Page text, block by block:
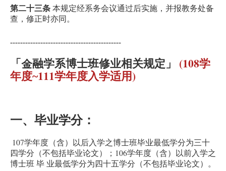
第二十三条 本规定经系务会议通过后实施，并报教务处备
查，修正时亦同。
--------------------------------------------
「金融学系博士班修业相关规定」 (108学
年度~111学年度入学适用)
一、毕业学分：
107学年度（含）以后入学之博士班毕业最低学分为三十
四学分（不包括毕业论文）； 106学年度（含）以前入学之
博士班 毕 业最低学分为四十五学分（不包括毕业论文） 。